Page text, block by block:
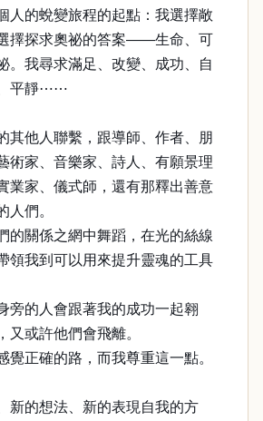
人的蛻變旅程的起點：我選擇敞
擇探求奧祕的答案——生命、可
。我尋求滿足、改變、成功、自
平靜⋯⋯
其他人聯繫，跟導師、作者、朋
術家、音樂家、詩人、有願景理
業家、儀式師，還有那釋出善意
人們。
關係之網中舞蹈，在光的絲線
領我到可以用來提升靈魂的工具
旁的人會跟著我的成功一起翱
又或許他們會飛離。
覺正確的路，而我尊重這一點。
新的想法、新的表現自我的方